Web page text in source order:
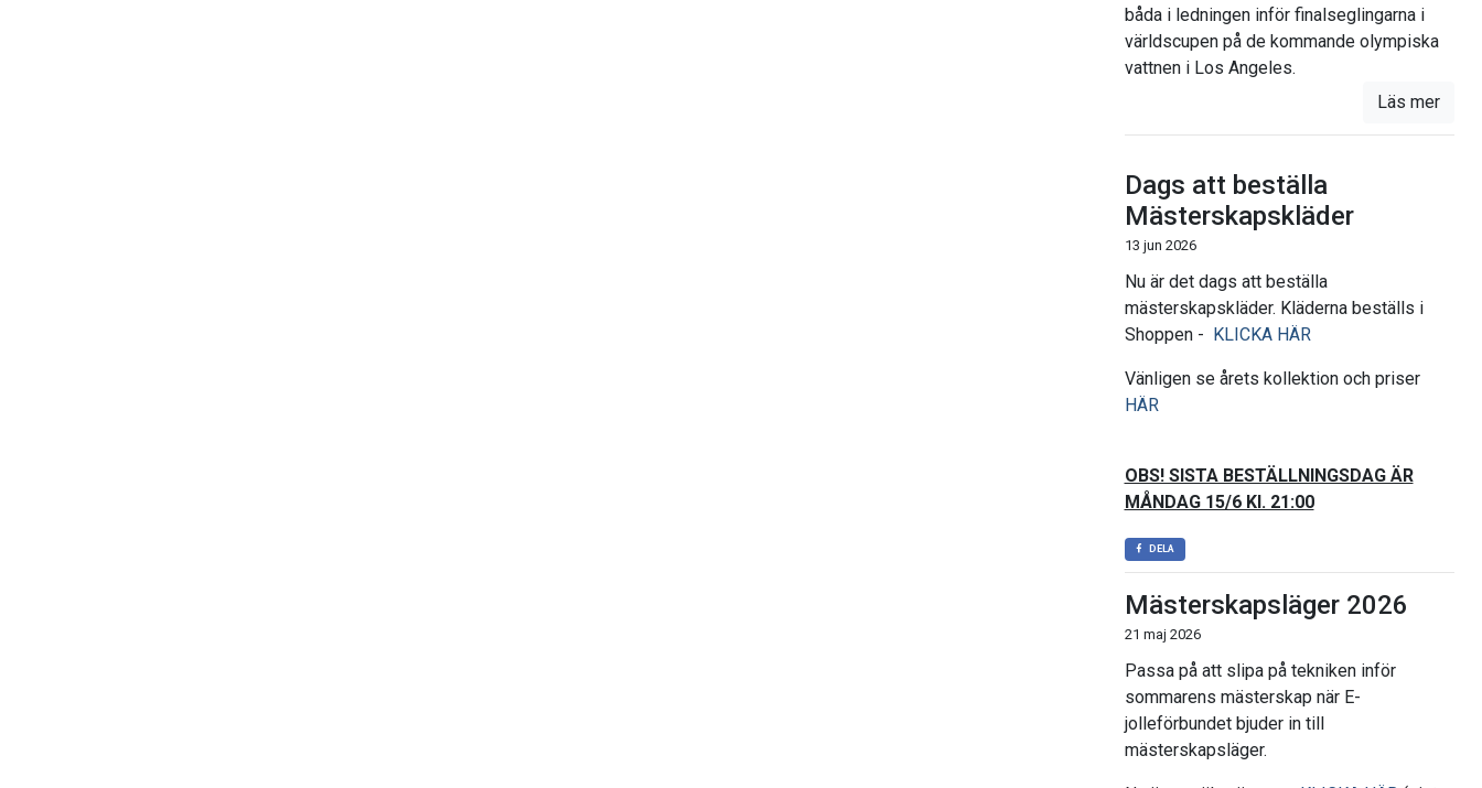
båda i ledningen inför finalseglingarna i
världscupen på de kommande olympiska
vattnen i Los Angeles.
Läs mer
Dags att beställa
Mästerskapskläder
13 jun 2026
Nu är det dags att beställa
mästerskapskläder. Kläderna beställs i
Shoppen - KLICKA HÄR
Vänligen se årets kollektion och priser
HÄR
OBS! SISTA BESTÄLLNINGSDAG ÄR
MÅNDAG 15/6 Kl. 21:00
DELA
Mästerskapsläger 2026
21 maj 2026
Passa på att slipa på tekniken inför
sommarens mästerskap när E-
jolleförbundet bjuder in till
mästerskapsläger.